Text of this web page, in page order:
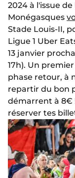
2024 à l'issue
Monégasques
Stade Louis-II,
Ligue 1 Uber
13 janvier
17h). Un
phase retour, à
repartir du bon
démarrent à 8€
réserver tes